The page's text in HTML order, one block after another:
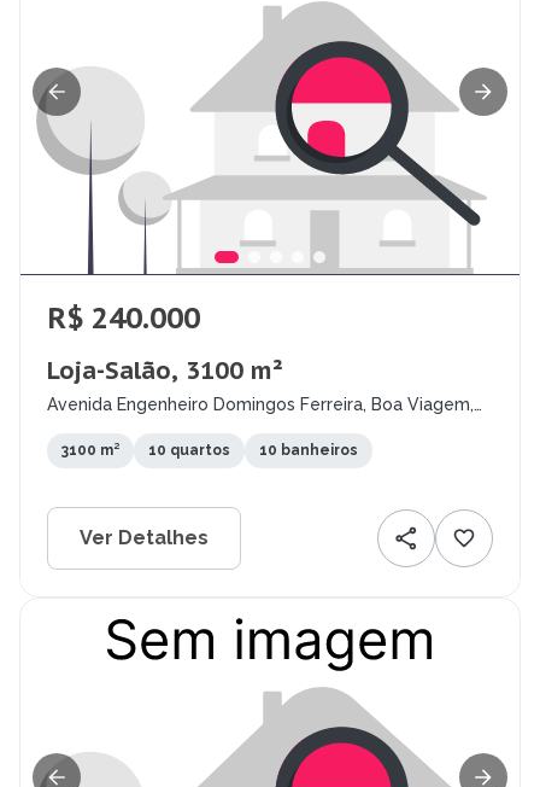
R$ 240.000
Loja-Salão, 3100 m²
Avenida Engenheiro Domingos Ferreira, Boa Viagem,
3100 m² 10 quartos 10 banheiros
Ver Detalhes